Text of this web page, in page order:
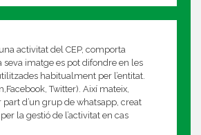
activitat del CEP, comporta
seva imatge es pot difondre en les
habitualment per l’entitat.
Twitter). Així mateix,
d’un grup de whatsapp, creat
la gestió de l’activitat en cas